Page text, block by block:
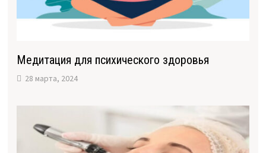
Медитация для психического здоровья
28 марта, 2024